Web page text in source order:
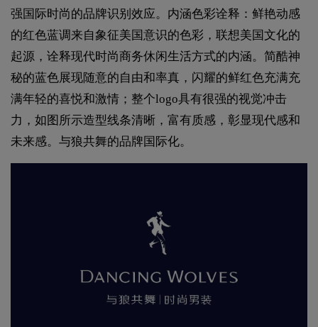
强国际时尚的品牌识别效应。内涵色彩诠释：鲜艳动感
的红色蓝调来自象征美国意识的色彩，联想美国文化的
起源，诠释现代时尚商务休闲生活方式的内涵。简酷神
秘的蓝色展现随意的自由和率真，闪耀的鲜红色充满充
满年轻的喜悦和激情；整个logo具有很强的视觉冲击
力，如图所示造型线条清晰，富有质感，彰显现代感和
未来感。与狼共舞的品牌国际化。